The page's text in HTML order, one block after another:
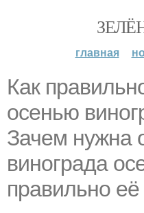
главная
Как
осенью
Зачем нужна
винограда
правильно